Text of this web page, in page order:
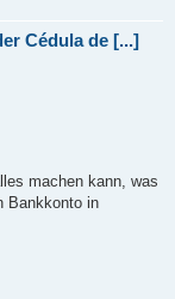
Cédula de [...]
machen kann, was
Bankkonto in